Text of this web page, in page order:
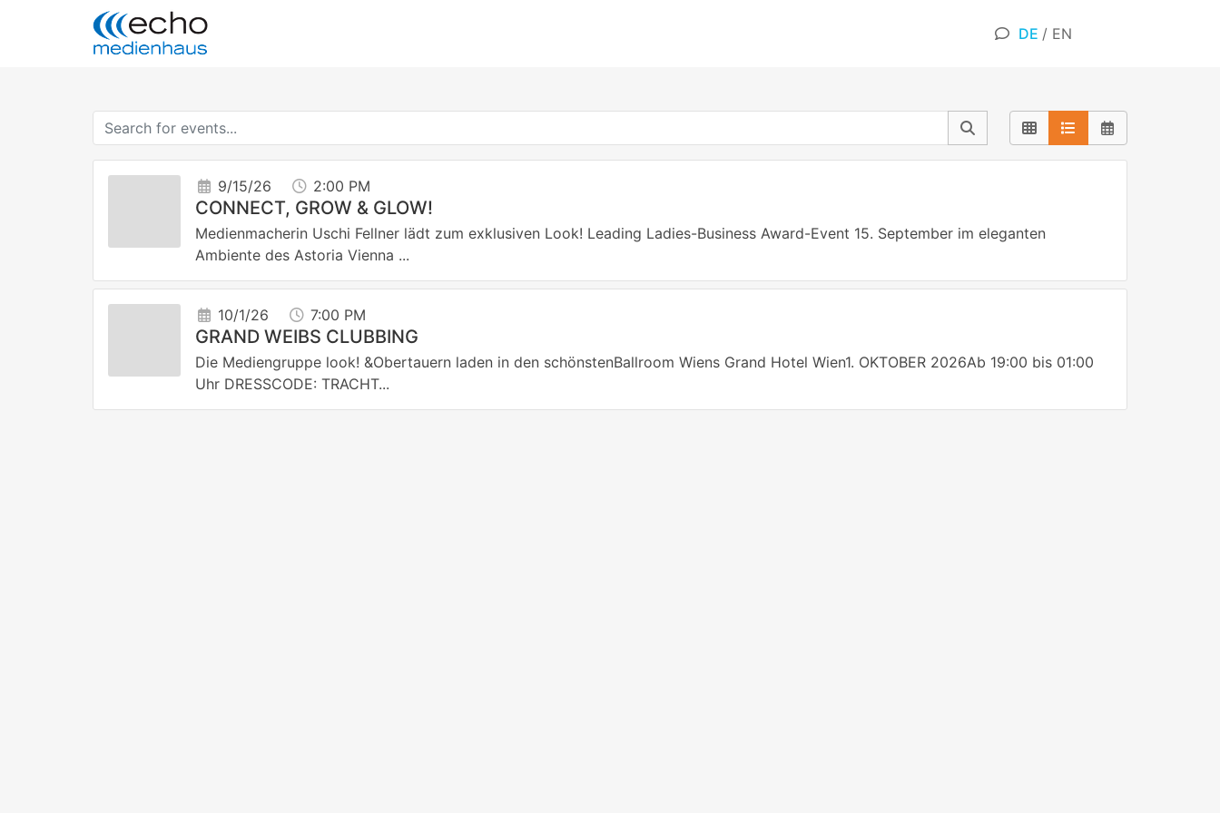
DE / EN
9/15/26 2:00 PM
CONNECT, GROW & GLOW!
Medienmacherin Uschi Fellner lädt zum exklusiven Look! Leading Ladies-Business Award-Event 15. September im eleganten
Ambiente des Astoria Vienna ...
10/1/26 7:00 PM
GRAND WEIBS CLUBBING
Die Mediengruppe look! &Obertauern laden in den schönstenBallroom Wiens Grand Hotel Wien1. OKTOBER 2026Ab 19:00 bis 01:00
Uhr DRESSCODE: TRACHT...